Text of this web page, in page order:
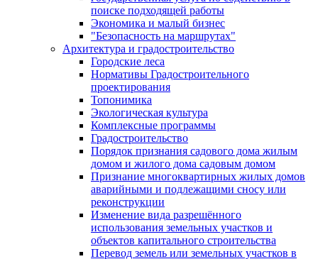
поиске подходящей работы
Экономика и малый бизнес
"Безопасность на маршрутах"
Архитектура и градостроительство
Городские леса
Нормативы Градостроительного
проектирования
Топонимика
Экологическая культура
Комплексные программы
Градостроительство
Порядок признания садового дома жилым
домом и жилого дома садовым домом
Признание многоквартирных жилых домов
аварийными и подлежащими сносу или
реконструкции
Изменение вида разрешённого
использования земельных участков и
объектов капитального строительства
Перевод земель или земельных участков в